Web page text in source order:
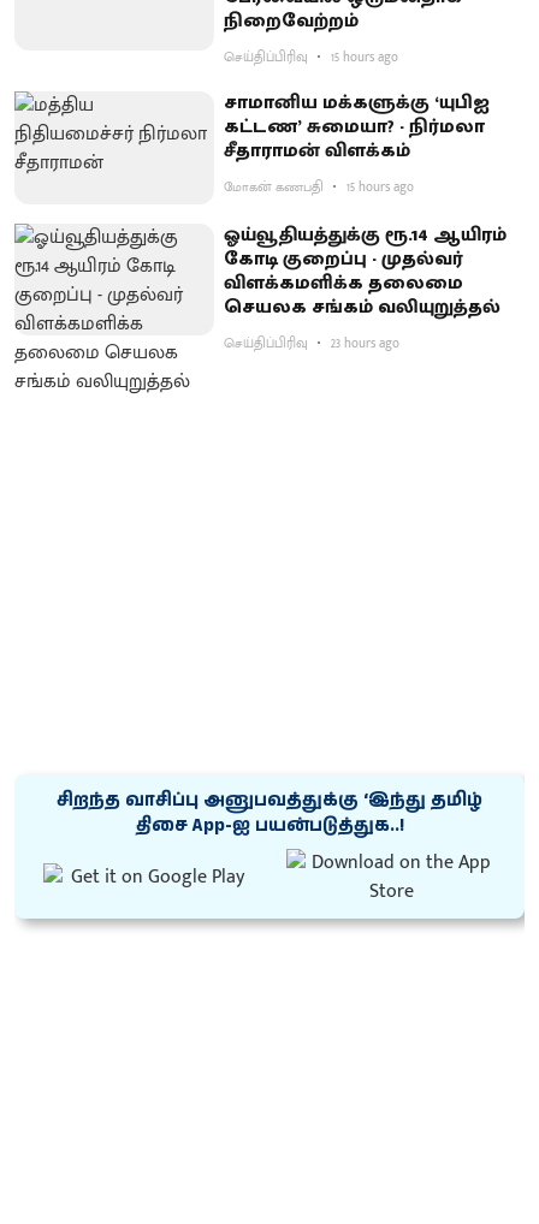
நிறைவேற்றம்
செய்திப்பிரிவு 15 hours ago
சாமானிய மக்களுக்கு ‘யுபிஐ
கட்டண’ சுமையா? - நிர்மலா
சீதாராமன் விளக்கம்
மோகன் கணபதி 15 hours ago
ஓய்வூதியத்துக்கு ரூ.14 ஆயிரம்
கோடி குறைப்பு - முதல்வர்
விளக்கமளிக்க தலைமை
செயலக சங்கம் வலியுறுத்தல்
செய்திப்பிரிவு 23 hours ago
சிறந்த வாசிப்பு அனுபவத்துக்கு ‘இந்து தமிழ்
திசை App-ஐ பயன்படுத்துக..!